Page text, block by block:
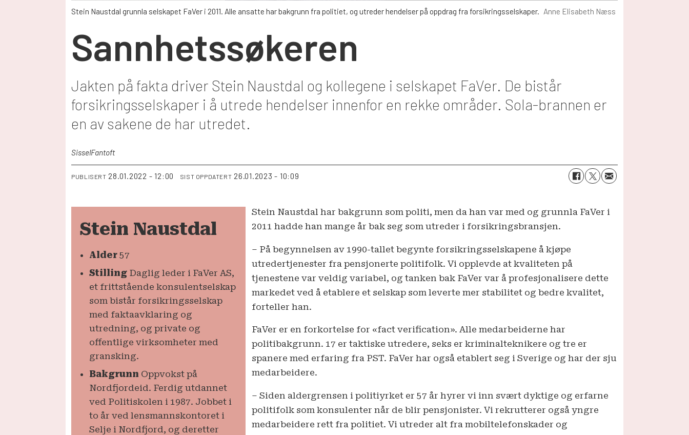
Stein Naustdal grunnla selskapet FaVer i 2011. Alle ansatte har bakgrunn fra politiet, og utreder hendelser på oppdrag fra forsikringsselskaper. Anne Elisabeth Næss
Sannhetssøkeren
Jakten på fakta driver Stein Naustdal og kollegene i selskapet FaVer. De bistår
forsikringsselskaper i å utrede hendelser innenfor en rekke områder. Sola-brannen er
en av sakene de har utredet.
SisselFantoft
PUBLISERT 28.01.2022 - 12:00 SIST OPPDATERT 26.01.2023 - 10:09
Stein Naustdal
Alder 57
Stilling Daglig leder i FaVer AS,
et frittstående konsulentselskap
som bistår forsikringsselskap
med faktaavklaring og
utredning, og private og
offentlige virksomheter med
gransking.
Bakgrunn Oppvokst på
Nordfjordeid. Ferdig utdannet
ved Politiskolen i 1987. Jobbet i
to år ved lensmannskontoret i
Selje i Nordfjord, og deretter
Stein Naustdal har bakgrunn som politi, men da han var med og grunnla FaVer i
2011 hadde han mange år bak seg som utreder i forsikringsbransjen.
– På begynnelsen av 1990-tallet begynte forsikringsselskapene å kjøpe
utredertjenester fra pensjonerte politifolk. Vi opplevde at kvaliteten på
tjenestene var veldig variabel, og tanken bak FaVer var å profesjonalisere dette
markedet ved å etablere et selskap som leverte mer stabilitet og bedre kvalitet,
forteller han.
FaVer er en forkortelse for «fact verification». Alle medarbeiderne har
politibakgrunn. 17 er taktiske utredere, seks er kriminalteknikere og tre er
spanere med erfaring fra PST. FaVer har også etablert seg i Sverige og har der sju
medarbeidere.
– Siden aldergrensen i politiyrket er 57 år hyrer vi inn svært dyktige og erfarne
politifolk som konsulenter når de blir pensjonister. Vi rekrutterer også yngre
medarbeidere rett fra politiet. Vi utreder alt fra mobiltelefonskader og